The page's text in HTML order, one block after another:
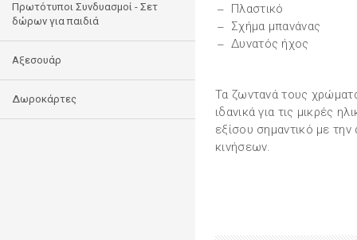
Πρωτότυποι Συνδυασμοί - Σετ
δώρων για παιδιά
Αξεσουάρ
Δωροκάρτες
Πλαστικό
Σχήμα μπανάνας
Δυνατός ήχος
Τα ζωντανά τους
ιδανικά για τις μικρές
εξίσου σημαντικό με
κινήσεων.